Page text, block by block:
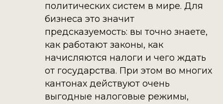
политических систем в мире. Для
бизнеса это значит
предсказуемость: вы точно знаете,
как работают законы, как
начисляются налоги и чего ждать
от государства. При этом во многих
кантонах действуют очень
выгодные налоговые режимы,